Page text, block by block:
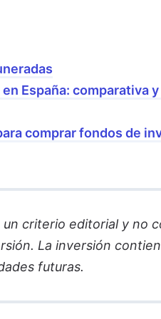
España: comparativa
comprar fondos de
criterio editorial y no
La inversión
futuras.